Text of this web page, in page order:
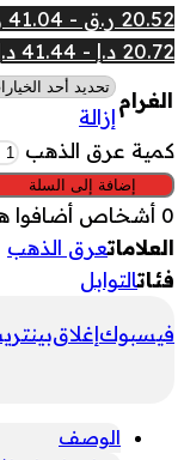
20.52 ر.ق - 41.04 ر.ق
20.72 د.إ - 41.44 د.إ
الغرام
إزالة
كمية عرق الذهب
إضافة إلى السلة
0 أشخاص أضافوا
العلاماتعرق الذهب
فئاتالتوابل
فيسبوكإغلاق
الوصف